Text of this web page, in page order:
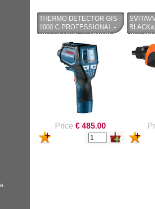
THERMO DETECTOR GIS
1000 C PROFESSIONAL -
RILEVATORE TERMICO
BOSCH - BOSCH
Price € 485.00
BST-
LITIO